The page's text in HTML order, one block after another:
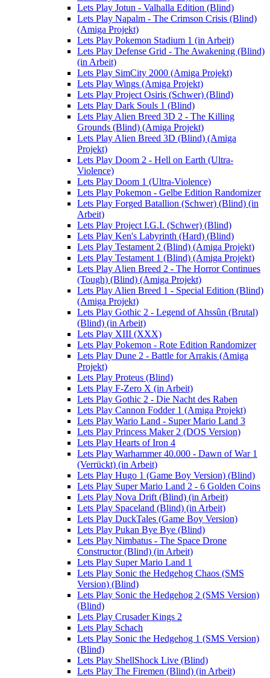
Lets Play Jotun - Valhalla Edition (Blind)
Lets Play Napalm - The Crimson Crisis (Blind)
(Amiga Projekt)
Lets Play Pokemon Stadium 1 (in Arbeit)
Lets Play Defense Grid - The Awakening (Blind)
(in Arbeit)
Lets Play SimCity 2000 (Amiga Projekt)
Lets Play Wings (Amiga Projekt)
Lets Play Project Osiris (Schwer) (Blind)
Lets Play Dark Souls 1 (Blind)
Lets Play Alien Breed 3D 2 - The Killing
Grounds (Blind) (Amiga Projekt)
Lets Play Alien Breed 3D (Blind) (Amiga
Projekt)
Lets Play Doom 2 - Hell on Earth (Ultra-
Violence)
Lets Play Doom 1 (Ultra-Violence)
Lets Play Pokemon - Gelbe Edition Randomizer
Lets Play Forged Batallion (Schwer) (Blind) (in
Arbeit)
Lets Play Project I.G.I. (Schwer) (Blind)
Lets Play Ken's Labyrinth (Hard) (Blind)
Lets Play Testament 2 (Blind) (Amiga Projekt)
Lets Play Testament 1 (Blind) (Amiga Projekt)
Lets Play Alien Breed 2 - The Horror Continues
(Tough) (Blind) (Amiga Projekt)
Lets Play Alien Breed 1 - Special Edition (Blind)
(Amiga Projekt)
Lets Play Gothic 2 - Legend of Ahssûn (Brutal)
(Blind) (in Arbeit)
Lets Play XIII (XXX)
Lets Play Pokemon - Rote Edition Randomizer
Lets Play Dune 2 - Battle for Arrakis (Amiga
Projekt)
Lets Play Proteus (Blind)
Lets Play F-Zero X (in Arbeit)
Lets Play Gothic 2 - Die Nacht des Raben
Lets Play Cannon Fodder 1 (Amiga Projekt)
Lets Play Wario Land - Super Mario Land 3
Lets Play Princess Maker 2 (DOS Version)
Lets Play Hearts of Iron 4
Lets Play Warhammer 40.000 - Dawn of War 1
(Verrückt) (in Arbeit)
Lets Play Hugo 1 (Game Boy Version) (Blind)
Lets Play Super Mario Land 2 - 6 Golden Coins
Lets Play Nova Drift (Blind) (in Arbeit)
Lets Play Spaceland (Blind) (in Arbeit)
Lets Play DuckTales (Game Boy Version)
Lets Play Pukan Bye Bye (Blind)
Lets Play Nimbatus - The Space Drone
Constructor (Blind) (in Arbeit)
Lets Play Super Mario Land 1
Lets Play Sonic the Hedgehog Chaos (SMS
Version) (Blind)
Lets Play Sonic the Hedgehog 2 (SMS Version)
(Blind)
Lets Play Crusader Kings 2
Lets Play Schach
Lets Play Sonic the Hedgehog 1 (SMS Version)
(Blind)
Lets Play ShellShock Live (Blind)
Lets Play The Firemen (Blind) (in Arbeit)